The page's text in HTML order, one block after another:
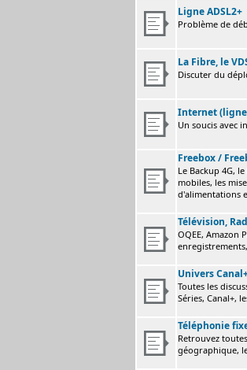
Ligne ADSL2+
Problème de
La Fibre, le
Discuter du
Internet
Un soucis avec
Freebox /
Le Backup 4G,
mobiles, les
d'alimentations
Télévision,
OQEE, Amazon
Univers
Toutes les
Séries, Canal+,
Téléphonie
Retrouvez
géographique,